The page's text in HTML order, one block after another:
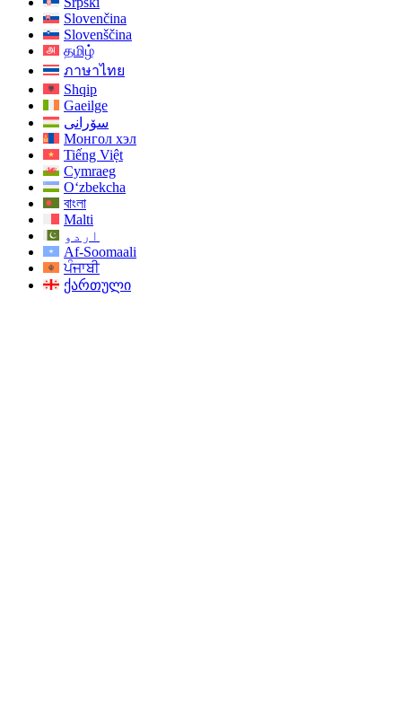
Slovenčina
Slovenščina
தமிழ்
ภาษาไทย
Shqip
Gaeilge
سۆرانی
Монгол хэл
Tiếng Việt
Cymraeg
O‘zbekcha
বাংলা
Malti
اردو
Af-Soomaali
ਪੰਜਾਬੀ
ქართული